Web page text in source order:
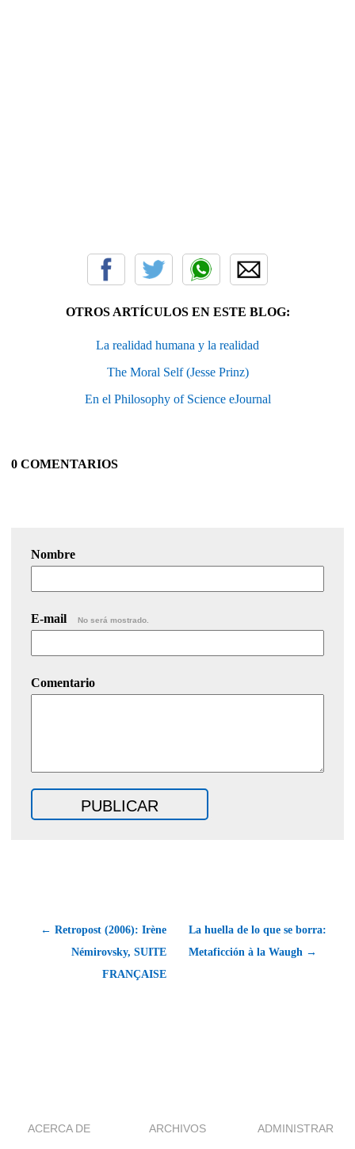
OTROS ARTÍCULOS EN ESTE BLOG:
La realidad humana y la realidad
The Moral Self (Jesse Prinz)
En el Philosophy of Science eJournal
0 COMENTARIOS
Nombre
E-mail No será mostrado.
Comentario
← Retropost (2006): Irène
Némirovsky, SUITE
FRANÇAISE
La huella de lo que se borra:
Metaficción à la Waugh →
ACERCA DE ARCHIVOS ADMINISTRAR